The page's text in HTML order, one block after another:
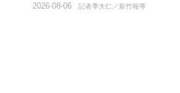
記者季大仁／新竹報導
2026-08-06